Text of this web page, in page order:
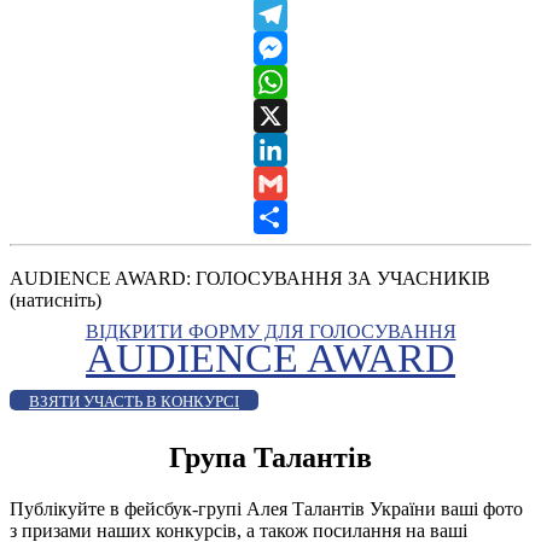
Viber
Telegram
Messenger
WhatsApp
X
LinkedIn
Gmail
Share
AUDIENCE AWARD: ГОЛОСУВАННЯ ЗА УЧАСНИКІВ
(натисніть)
ВІДКРИТИ ФОРМУ ДЛЯ ГОЛОСУВАННЯ
AUDIENCE AWARD
ВЗЯТИ УЧАСТЬ В КОНКУРСІ
Група Талантів
Публікуйте в фейсбук-групі Алея Талантів України ваші фото
з призами наших конкурсів, а також посилання на ваші